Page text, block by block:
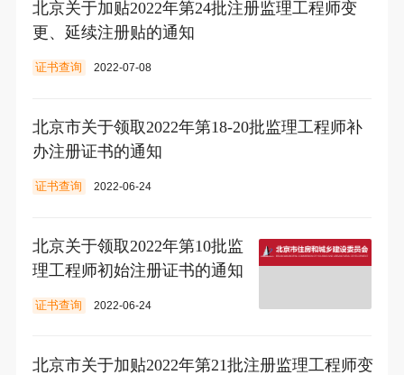
北京关于加贴2022年第24批注册监理工程师变
更、延续注册贴的通知
证书查询 2022-07-08
北京市关于领取2022年第18-20批监理工程师补
办注册证书的通知
证书查询 2022-06-24
北京关于领取2022年第10批监
理工程师初始注册证书的通知
证书查询 2022-06-24
北京市关于加贴2022年第21批注册监理工程师变